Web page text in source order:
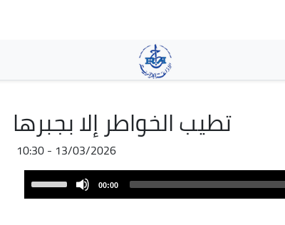
contenu
principal
تطيب الخواطر إلا بجبرها
13/03/2026 - 10:30
Player
00:00